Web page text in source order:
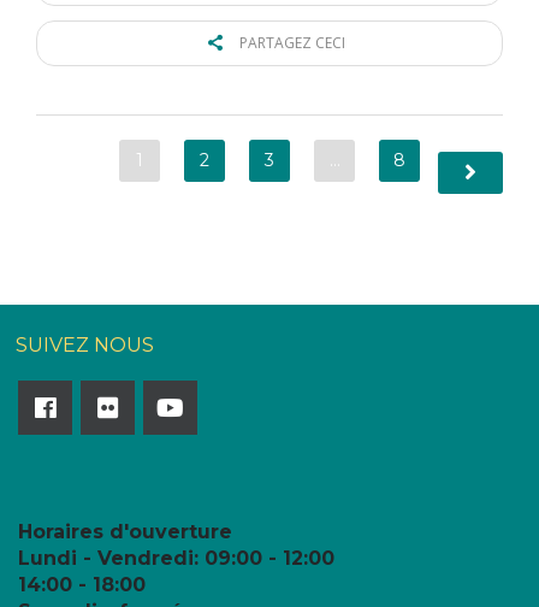
PARTAGEZ CECI
1 2 3 … 8
SUIVEZ NOUS
Horaires d'ouverture
Lundi - Vendredi: 09:00 - 12:00
14:00 - 18:00